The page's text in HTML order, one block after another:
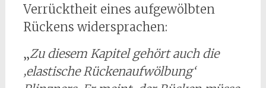
Verrücktheit eines aufgewölbten
Rückens widersprachen:
„Zu diesem Kapitel gehört auch die
‚elastische Rückenaufwölbung‘